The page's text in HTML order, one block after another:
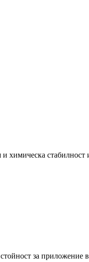
химическа
за приложение в